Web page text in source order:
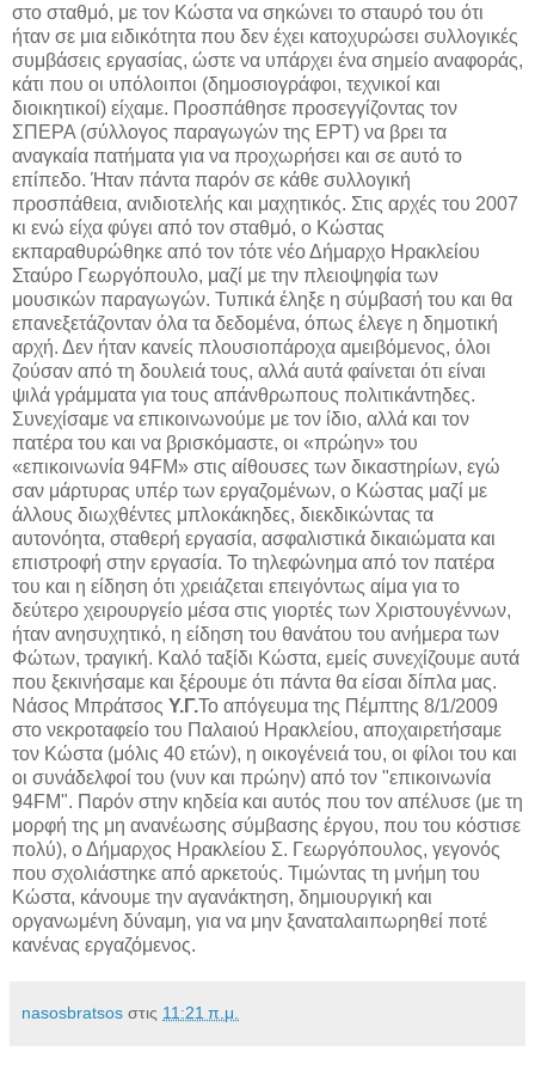
στο σταθμό, με τον Κώστα να σηκώνει το σταυρό του ότι
ήταν σε μια ειδικότητα που δεν έχει κατοχυρώσει συλλογικές
συμβάσεις εργασίας, ώστε να υπάρχει ένα σημείο αναφοράς,
κάτι που οι υπόλοιποι (δημοσιογράφοι, τεχνικοί και
διοικητικοί) είχαμε. Προσπάθησε προσεγγίζοντας τον
ΣΠΕΡΑ (σύλλογος παραγωγών της ΕΡΤ) να βρει τα
αναγκαία πατήματα για να προχωρήσει και σε αυτό το
επίπεδο. Ήταν πάντα παρόν σε κάθε συλλογική
προσπάθεια, ανιδιοτελής και μαχητικός. Στις αρχές του 2007
κι ενώ είχα φύγει από τον σταθμό, ο Κώστας
εκπαραθυρώθηκε από τον τότε νέο Δήμαρχο Ηρακλείου
Σταύρο Γεωργόπουλο, μαζί με την πλειοψηφία των
μουσικών παραγωγών. Τυπικά έληξε η σύμβασή του και θα
επανεξετάζονταν όλα τα δεδομένα, όπως έλεγε η δημοτική
αρχή. Δεν ήταν κανείς πλουσιοπάροχα αμειβόμενος, όλοι
ζούσαν από τη δουλειά τους, αλλά αυτά φαίνεται ότι είναι
ψιλά γράμματα για τους απάνθρωπους πολιτικάντηδες.
Συνεχίσαμε να επικοινωνούμε με τον ίδιο, αλλά και τον
πατέρα του και να βρισκόμαστε, οι «πρώην» του
«επικοινωνία 94FM» στις αίθουσες των δικαστηρίων, εγώ
σαν μάρτυρας υπέρ των εργαζομένων, ο Κώστας μαζί με
άλλους διωχθέντες μπλοκάκηδες, διεκδικώντας τα
αυτονόητα, σταθερή εργασία, ασφαλιστικά δικαιώματα και
επιστροφή στην εργασία. Το τηλεφώνημα από τον πατέρα
του και η είδηση ότι χρειάζεται επειγόντως αίμα για το
δεύτερο χειρουργείο μέσα στις γιορτές των Χριστουγέννων,
ήταν ανησυχητικό, η είδηση του θανάτου του ανήμερα των
Φώτων, τραγική. Καλό ταξίδι Κώστα, εμείς συνεχίζουμε αυτά
που ξεκινήσαμε και ξέρουμε ότι πάντα θα είσαι δίπλα μας.
Νάσος Μπράτσος Υ.Γ.Το απόγευμα της Πέμπτης 8/1/2009
στο νεκροταφείο του Παλαιού Ηρακλείου, αποχαιρετήσαμε
τον Κώστα (μόλις 40 ετών), η οικογένειά του, οι φίλοι του και
οι συνάδελφοί του (νυν και πρώην) από τον "επικοινωνία
94FM". Παρόν στην κηδεία και αυτός που τον απέλυσε (με τη
μορφή της μη ανανέωσης σύμβασης έργου, που του κόστισε
πολύ), ο Δήμαρχος Ηρακλείου Σ. Γεωργόπουλος, γεγονός
που σχολιάστηκε από αρκετούς. Τιμώντας τη μνήμη του
Κώστα, κάνουμε την αγανάκτηση, δημιουργική και
οργανωμένη δύναμη, για να μην ξαναταλαιπωρηθεί ποτέ
κανένας εργαζόμενος.
nasosbratsos στις 11:21 π.μ.